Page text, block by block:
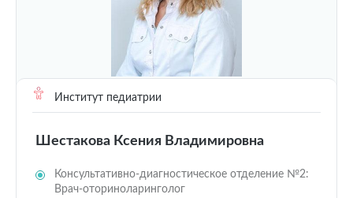
Институт педиатрии
Шестакова Ксения Владимировна
Консультативно-диагностическое отделение №2:
Врач-оториноларинголог